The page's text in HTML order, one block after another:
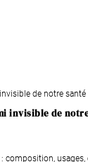
invisible de